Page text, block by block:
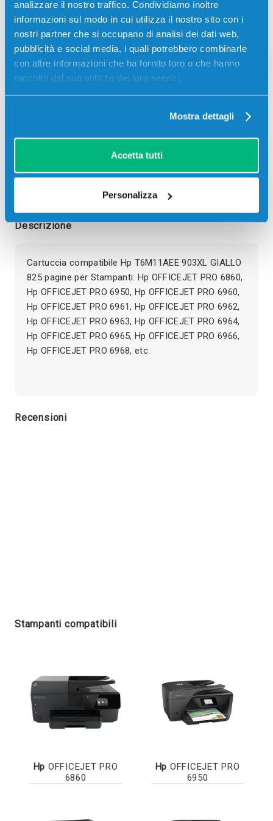
analizzare il nostro traffico. Condividiamo inoltre
informazioni sul modo in cui utilizza il nostro sito con i
nostri partner che si occupano di analisi dei dati web,
pubblicità e social media, i quali potrebbero combinarle
con altre informazioni che ha fornito loro o che hanno
raccolto dal suo utilizzo dei loro servizi.
Mostra dettagli
Accetta tutti
Personalizza
9,00€
CONSEGNA IN 24/48 ORE
Aggiungi al carrello
00 20
ore
22
min
14
Più acquisti, più risparmi:Visita la pagina prodotto per
visualizzare l'offerta
Descrizione
Cartuccia compatibile Hp T6M11AEE 903XL GIALLO
825 pagine per Stampanti: Hp OFFICEJET PRO 6860,
Hp OFFICEJET PRO 6950, Hp OFFICEJET PRO 6960,
Hp OFFICEJET PRO 6961, Hp OFFICEJET PRO 6962,
Hp OFFICEJET PRO 6963, Hp OFFICEJET PRO 6964,
Hp OFFICEJET PRO 6965, Hp OFFICEJET PRO 6966,
Hp OFFICEJET PRO 6968, etc.
Recensioni
Stampanti compatibili
Hp OFFICEJET PRO
6860
Hp OFFICEJET PRO
6950